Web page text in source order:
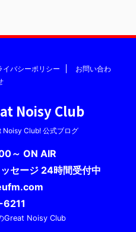
イバシーポリシー
お問い合わ
Noisy Club
Noisy Club! 公式ブログ
～ ON AIR
セージ 24時間受付中
Great Noisy Club